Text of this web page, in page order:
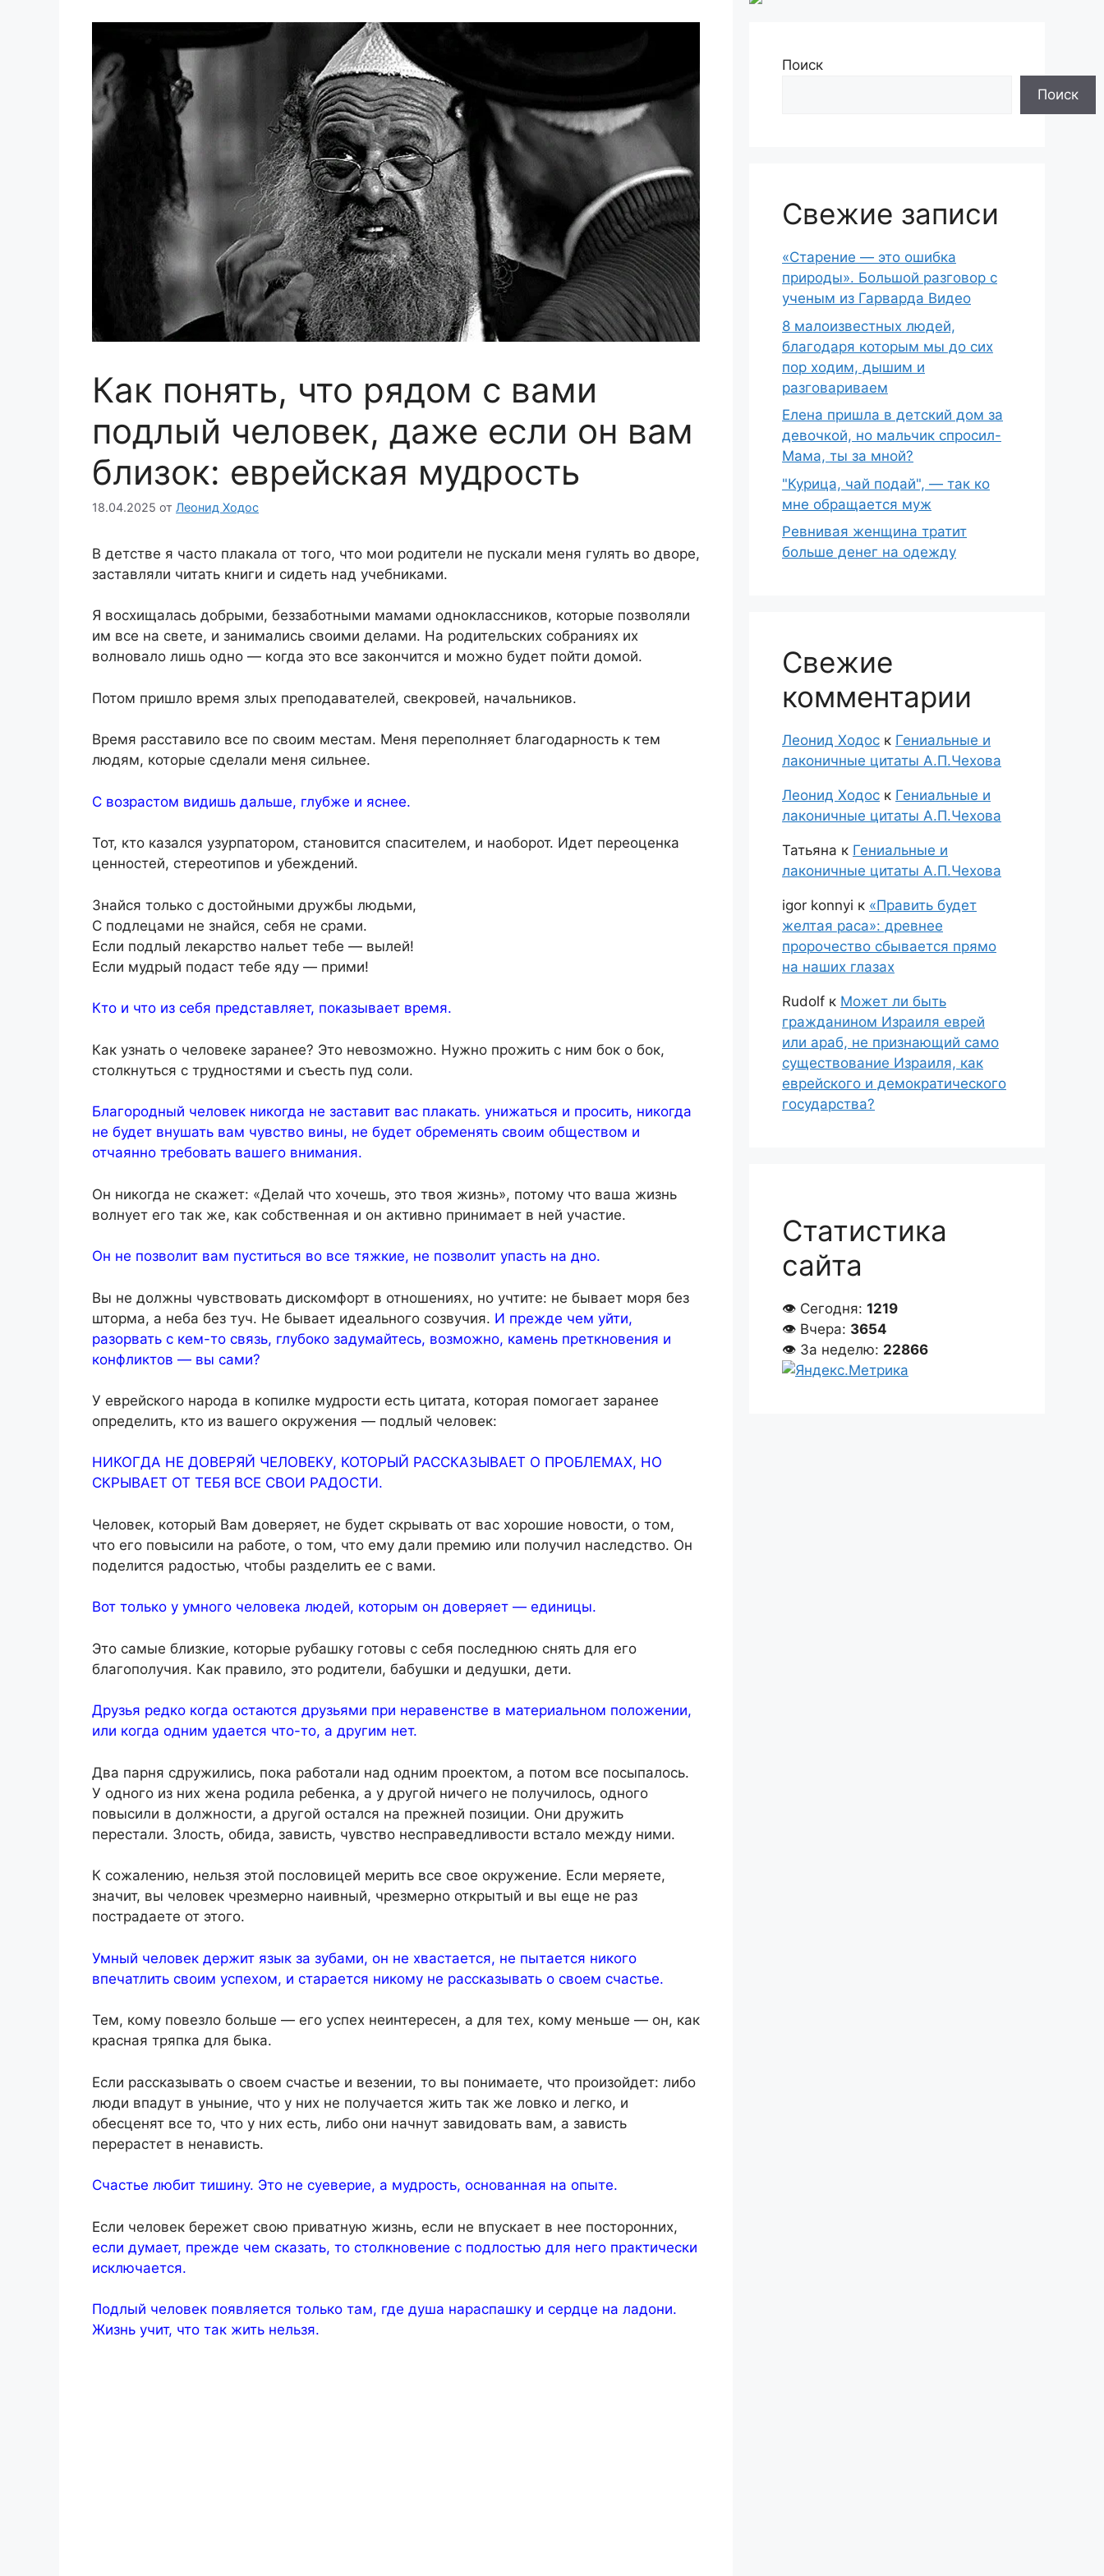
Как понять, что рядом с вами
подлый человек, даже если он вам
близок: еврейская мудрость
18.04.2025 от Леонид Ходос
В детстве я часто плакала от того, что мои родители не пускали меня гулять во дворе,
заставляли читать книги и сидеть над учебниками.
Я восхищалась добрыми, беззаботными мамами одноклассников, которые позволяли
им все на свете, и занимались своими делами. На родительских собраниях их
волновало лишь одно — когда это все закончится и можно будет пойти домой.
Потом пришло время злых преподавателей, свекровей, начальников.
Время расставило все по своим местам. Меня переполняет благодарность к тем
людям, которые сделали меня сильнее.
С возрастом видишь дальше, глубже и яснее.
Тот, кто казался узурпатором, становится спасителем, и наоборот. Идет переоценка
ценностей, стереотипов и убеждений.
Знайся только с достойными дружбы людьми,
С подлецами не знайся, себя не срами.
Если подлый лекарство нальет тебе — вылей!
Если мудрый подаст тебе яду — прими!
Кто и что из себя представляет, показывает время.
Как узнать о человеке заранее? Это невозможно. Нужно прожить с ним бок о бок,
столкнуться с трудностями и съесть пуд соли.
Благородный человек никогда не заставит вас плакать. унижаться и просить, никогда
не будет внушать вам чувство вины, не будет обременять своим обществом и
отчаянно требовать вашего внимания.
Он никогда не скажет: «Делай что хочешь, это твоя жизнь», потому что ваша жизнь
волнует его так же, как собственная и он активно принимает в ней участие.
Он не позволит вам пуститься во все тяжкие, не позволит упасть на дно.
Вы не должны чувствовать дискомфорт в отношениях, но учтите: не бывает моря без
шторма, а неба без туч. Не бывает идеального созвучия. И прежде чем уйти,
разорвать с кем-то связь, глубоко задумайтесь, возможно, камень преткновения и
конфликтов — вы сами?
У еврейского народа в копилке мудрости есть цитата, которая помогает заранее
определить, кто из вашего окружения — подлый человек:
НИКОГДА НЕ ДОВЕРЯЙ ЧЕЛОВЕКУ, КОТОРЫЙ РАССКАЗЫВАЕТ О ПРОБЛЕМАХ, НО
СКРЫВАЕТ ОТ ТЕБЯ ВСЕ СВОИ РАДОСТИ.
Человек, который Вам доверяет, не будет скрывать от вас хорошие новости, о том,
что его повысили на работе, о том, что ему дали премию или получил наследство. Он
поделится радостью, чтобы разделить ее с вами.
Вот только у умного человека людей, которым он доверяет — единицы.
Это самые близкие, которые рубашку готовы с себя последнюю снять для его
благополучия. Как правило, это родители, бабушки и дедушки, дети.
Друзья редко когда остаются друзьями при неравенстве в материальном положении,
или когда одним удается что-то, а другим нет.
Два парня сдружились, пока работали над одним проектом, а потом все посыпалось.
У одного из них жена родила ребенка, а у другой ничего не получилось, одного
повысили в должности, а другой остался на прежней позиции. Они дружить
перестали. Злость, обида, зависть, чувство несправедливости встало между ними.
К сожалению, нельзя этой пословицей мерить все свое окружение. Если меряете,
значит, вы человек чрезмерно наивный, чрезмерно открытый и вы еще не раз
пострадаете от этого.
Умный человек держит язык за зубами, он не хвастается, не пытается никого
впечатлить своим успехом, и старается никому не рассказывать о своем счастье.
Тем, кому повезло больше — его успех неинтересен, а для тех, кому меньше — он, как
красная тряпка для быка.
Если рассказывать о своем счастье и везении, то вы понимаете, что произойдет: либо
люди впадут в уныние, что у них не получается жить так же ловко и легко, и
обесценят все то, что у них есть, либо они начнут завидовать вам, а зависть
перерастет в ненависть.
Счастье любит тишину. Это не суеверие, а мудрость, основанная на опыте.
Если человек бережет свою приватную жизнь, если не впускает в нее посторонних,
если думает, прежде чем сказать, то столкновение с подлостью для него практически
исключается.
Подлый человек появляется только там, где душа нараспашку и сердце на ладони.
Жизнь учит, что так жить нельзя.
Поиск
Поиск
Свежие записи
«Старение — это ошибка
природы». Большой разговор с
ученым из Гарварда Видео
8 малоизвестных людей,
благодаря которым мы до сих
пор ходим, дышим и
разговариваем
Елена пришла в детский дом за
девочкой, но мальчик спросил-
Мама, ты за мной?
"Курица, чай подай", — так ко
мне обращается муж
Ревнивая женщина тратит
больше денег на одежду
Свежие
комментарии
Леонид Ходос к Гениальные и
лаконичные цитаты А.П.Чехова
Леонид Ходос к Гениальные и
лаконичные цитаты А.П.Чехова
Татьяна к Гениальные и
лаконичные цитаты А.П.Чехова
igor konnyi к «Править будет
желтая раса»: древнее
пророчество сбывается прямо
на наших глазах
Rudolf к Может ли быть
гражданином Израиля еврей
или араб, не признающий само
существование Израиля, как
еврейского и демократического
государства?
Статистика
сайта
👁 Сегодня: 1219
👁 Вчера: 3654
👁 За неделю: 22866